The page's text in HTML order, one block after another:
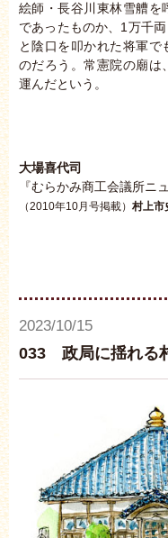
絵師・長谷川東林雪艚を
であったものか、1万千
と陰口を叩かれた将軍
のだろう。常憲院の廟は
運んだという。
大場喜代司
『むらかみ商工会議所ニ
（2010年10月号掲載） 村上市
2023/10/15
033 政局に揺れる